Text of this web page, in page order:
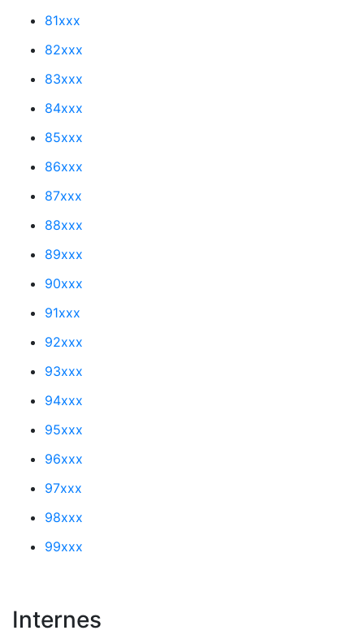
81xxx
82xxx
83xxx
84xxx
85xxx
86xxx
87xxx
88xxx
89xxx
90xxx
91xxx
92xxx
93xxx
94xxx
95xxx
96xxx
97xxx
98xxx
99xxx
Internes